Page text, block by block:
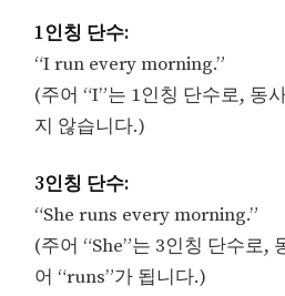
1인칭 단수:
“I run every morning.”
(주어 “I”는 1인칭 단수로, 동
지 않습니다.)
3인칭 단수:
“She runs every morning.”
(주어 “She”는 3인칭 단수로,
어 “runs”가 됩니다.)